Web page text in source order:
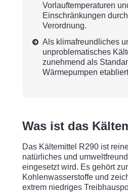
Vorlauftemperaturen
Einschränkungen
Verordnung.
Als klimafreundliches
unproblematisches
zunehmend als
Wärmepumpen
Was ist das
Das Kältemittel R290 ist
natürliches und
eingesetzt wird. Es gehört
Kohlenwasserstoffe und
extrem niedriges